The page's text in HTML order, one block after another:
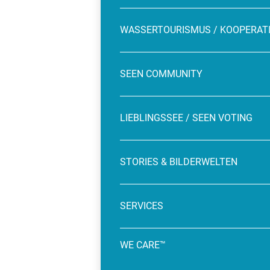
WASSERTOURISMUS /
SEEN COMMUNITY
LIEBLINGSSEE / SEEN VOTING
STORIES & BILDERWELTEN
SERVICES
WE CARE™